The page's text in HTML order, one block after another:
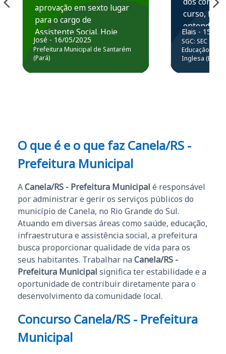
aprovação em sexto lugar
para o cargo de
Assistente Social. Hoje
estou atuando na
Prefeitura de Santarém.
José - 16/05/2025
Prefeitura Municipal de Santarém
(Pará)
curso,
entender e
prática
resolução
questões.”
Elais - 15/07/
SGC: SEC BA
Educação
Inglesa (Edital
O que é e o que faz Canela/RS -
Prefeitura Municipal
ACanela/RS - Prefeitura Municipal é responsável
por administrar e gerir os serviços públicos do
município de Canela, no Rio Grande do Sul.
Atuando em diversas áreas como saúde, educação,
infraestrutura e assistência social, a prefeitura
busca proporcionar qualidade de vida para os
seus habitantes. Trabalhar na Canela/RS -
Prefeitura Municipal significa ter estabilidade e a
oportunidade de contribuir diretamente para o
desenvolvimento da comunidade local.
Concurso Canela/RS - Prefeitura
Municipal